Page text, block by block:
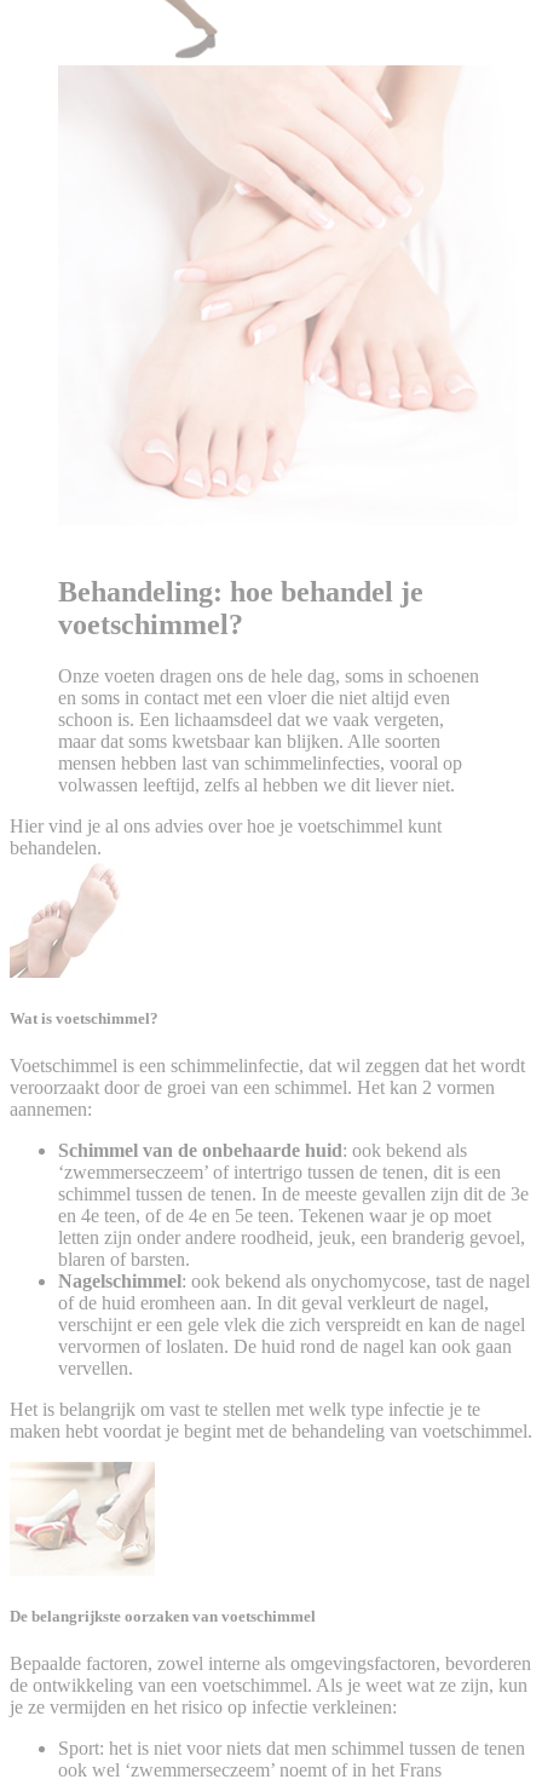
Behandeling: hoe behandel je
voetschimmel?
Onze voeten dragen ons de hele dag, soms in schoenen
en soms in contact met een vloer die niet altijd even
schoon is. Een lichaamsdeel dat we vaak vergeten,
maar dat soms kwetsbaar kan blijken. Alle soorten
mensen hebben last van schimmelinfecties, vooral op
volwassen leeftijd, zelfs al hebben we dit liever niet.
Hier vind je al ons advies over hoe je voetschimmel kunt
behandelen.
Wat is voetschimmel?
Voetschimmel is een schimmelinfectie, dat wil zeggen dat het wordt
veroorzaakt door de groei van een schimmel. Het kan 2 vormen
aannemen:
Schimmel van de onbehaarde huid: ook bekend als
‘zwemmerseczeem’ of intertrigo tussen de tenen, dit is een
schimmel tussen de tenen. In de meeste gevallen zijn dit de 3e
en 4e teen, of de 4e en 5e teen. Tekenen waar je op moet
letten zijn onder andere roodheid, jeuk, een branderig gevoel,
blaren of barsten.
Nagelschimmel: ook bekend als onychomycose, tast de nagel
of de huid eromheen aan. In dit geval verkleurt de nagel,
verschijnt er een gele vlek die zich verspreidt en kan de nagel
vervormen of loslaten. De huid rond de nagel kan ook gaan
vervellen.
Het is belangrijk om vast te stellen met welk type infectie je te
maken hebt voordat je begint met de behandeling van voetschimmel.
De belangrijkste oorzaken van voetschimmel
Bepaalde factoren, zowel interne als omgevingsfactoren, bevorderen
de ontwikkeling van een voetschimmel. Als je weet wat ze zijn, kun
je ze vermijden en het risico op infectie verkleinen:
Sport: het is niet voor niets dat men schimmel tussen de tenen
ook wel ‘zwemmerseczeem’ noemt of in het Frans